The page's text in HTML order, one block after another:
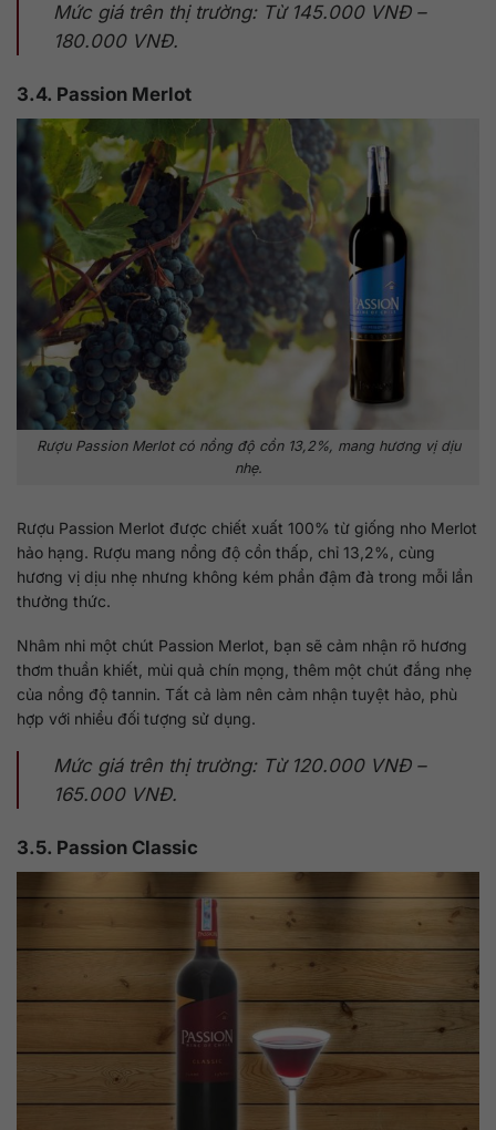
Mức giá trên thị trường: Từ 145.000 VNĐ –
180.000 VNĐ.
3.4. Passion Merlot
Rượu Passion Merlot có nồng độ cồn 13,2%, mang hương vị dịu
nhẹ.
Rượu Passion Merlot được chiết xuất 100% từ giống nho Merlot
hảo hạng. Rượu mang nồng độ cồn thấp, chỉ 13,2%, cùng
hương vị dịu nhẹ nhưng không kém phần đậm đà trong mỗi lần
thưởng thức.
Nhâm nhi một chút Passion Merlot, bạn sẽ cảm nhận rõ hương
thơm thuần khiết, mùi quả chín mọng, thêm một chút đắng nhẹ
của nồng độ tannin. Tất cả làm nên cảm nhận tuyệt hảo, phù
hợp với nhiều đối tượng sử dụng.
Mức giá trên thị trường: Từ 120.000 VNĐ –
165.000 VNĐ.
3.5. Passion Classic